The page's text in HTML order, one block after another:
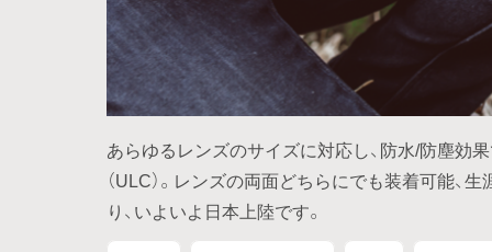
あらゆるレンズのサイズに対応し、防水/防塵効
（ULC）。レンズの両面どちらにでも装着可能
り、いよいよ日本上陸です。